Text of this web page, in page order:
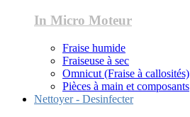
In Micro Moteur
Fraise humide
Fraiseuse à sec
Omnicut (Fraise à callosités)
Pièces à main et composants
Nettoyer - Desinfecter